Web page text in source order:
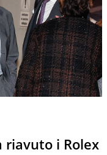
riavuto i Rolex